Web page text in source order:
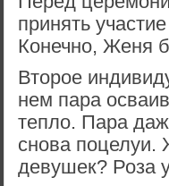
принять
Конечно, Женя
Второе
нем пара
тепло. Пара
снова поцелуи.
девушек? Роза